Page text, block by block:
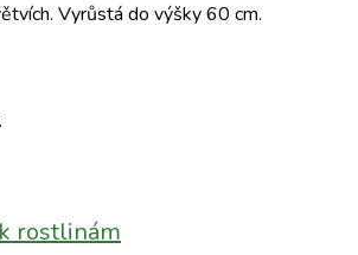
Vyrůstá do výšky 60 cm.
rostlinám